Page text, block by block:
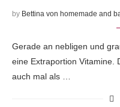
by Bettina von homemade and
Gerade an nebligen und
eine Extraportion Vitamine.
auch mal als …